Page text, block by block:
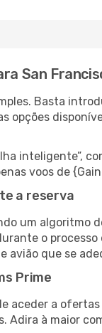
San
Basta
opções
inteligente”,
voos de
a reserva
um algoritmo
o
avião que se
Prime
aceder a
à maior